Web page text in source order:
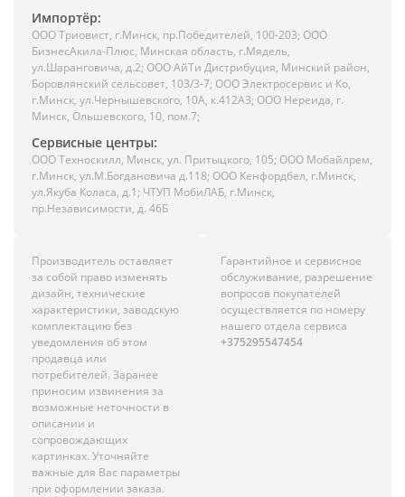
Импортёр:
ООО Триовист, г.Минск, пр.Победителей, 100-203; ООО
БизнесАкила-Плюс, Минская область, г.Мядель,
ул.Шаранговича, д.2; ООО АйТи Дистрибуция, Минский район,
Боровлянский сельсовет, 103/3-7; ООО Электросервис и Ко,
г.Минск, ул.Чернышевского, 10А, к.412АЗ; ООО Нереида, г.
Минск, Ольшевского, 10, пом.7;
Сервисные центры:
ООО Техноскилл, Минск, ул. Притыцкого, 105; ООО Мобайлрем,
г.Минск, ул.М.Богдановича д.118; ООО Кенфордбел, г.Минск,
ул.Якуба Коласа, д.1; ЧТУП МобиЛАБ, г.Минск,
пр.Независимости, д. 46Б
Производитель оставляет
за собой право изменять
дизайн, технические
характеристики, заводскую
комплектацию без
уведомления об этом
продавца или
потребителей. Заранее
приносим извинения за
возможные неточности в
описании и
сопровождающих
картинках. Уточняйте
важные для Вас параметры
при оформлении заказа.
Гарантийное и сервисное
обслуживание, разрешение
вопросов покупателей
осуществляется по номеру
нашего отдела сервиса
+375295547454